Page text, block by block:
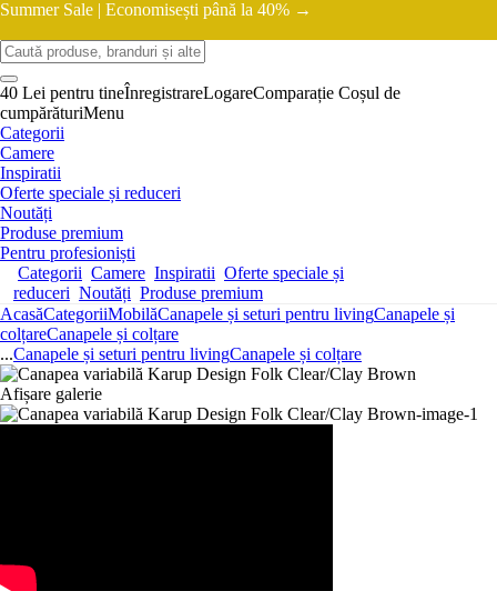
Summer Sale | Economisești până la 40% →
40 Lei pentru tineÎnregistrareLogareComparație Coșul de
cumpărăturiMenu
Categorii
Camere
Inspiratii
Oferte speciale și reduceri
Noutăți
Produse premium
Pentru profesioniști
Categorii Camere Inspiratii Oferte speciale și
reduceri Noutăți Produse premium
AcasăCategoriiMobilăCanapele și seturi pentru livingCanapele și
colțareCanapele și colțare
...Canapele și seturi pentru livingCanapele și colțare
Afișare galerie